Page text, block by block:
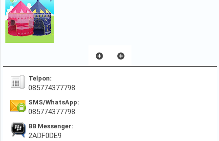
Telpon:
085774377798
SMS/WhatsApp:
085774377798
BB Messenger:
2ADF0DE9